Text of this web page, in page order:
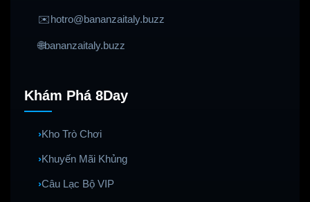
✉️hotro@bananzaitaly.buzz
🌐bananzaitaly.buzz
Khám Phá 8Day
Kho Trò Chơi
Khuyến Mãi Khủng
Câu Lạc Bộ VIP